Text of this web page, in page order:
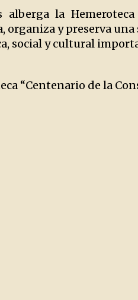
la
organiza y preserva una
social y cultural
“Centenario de la